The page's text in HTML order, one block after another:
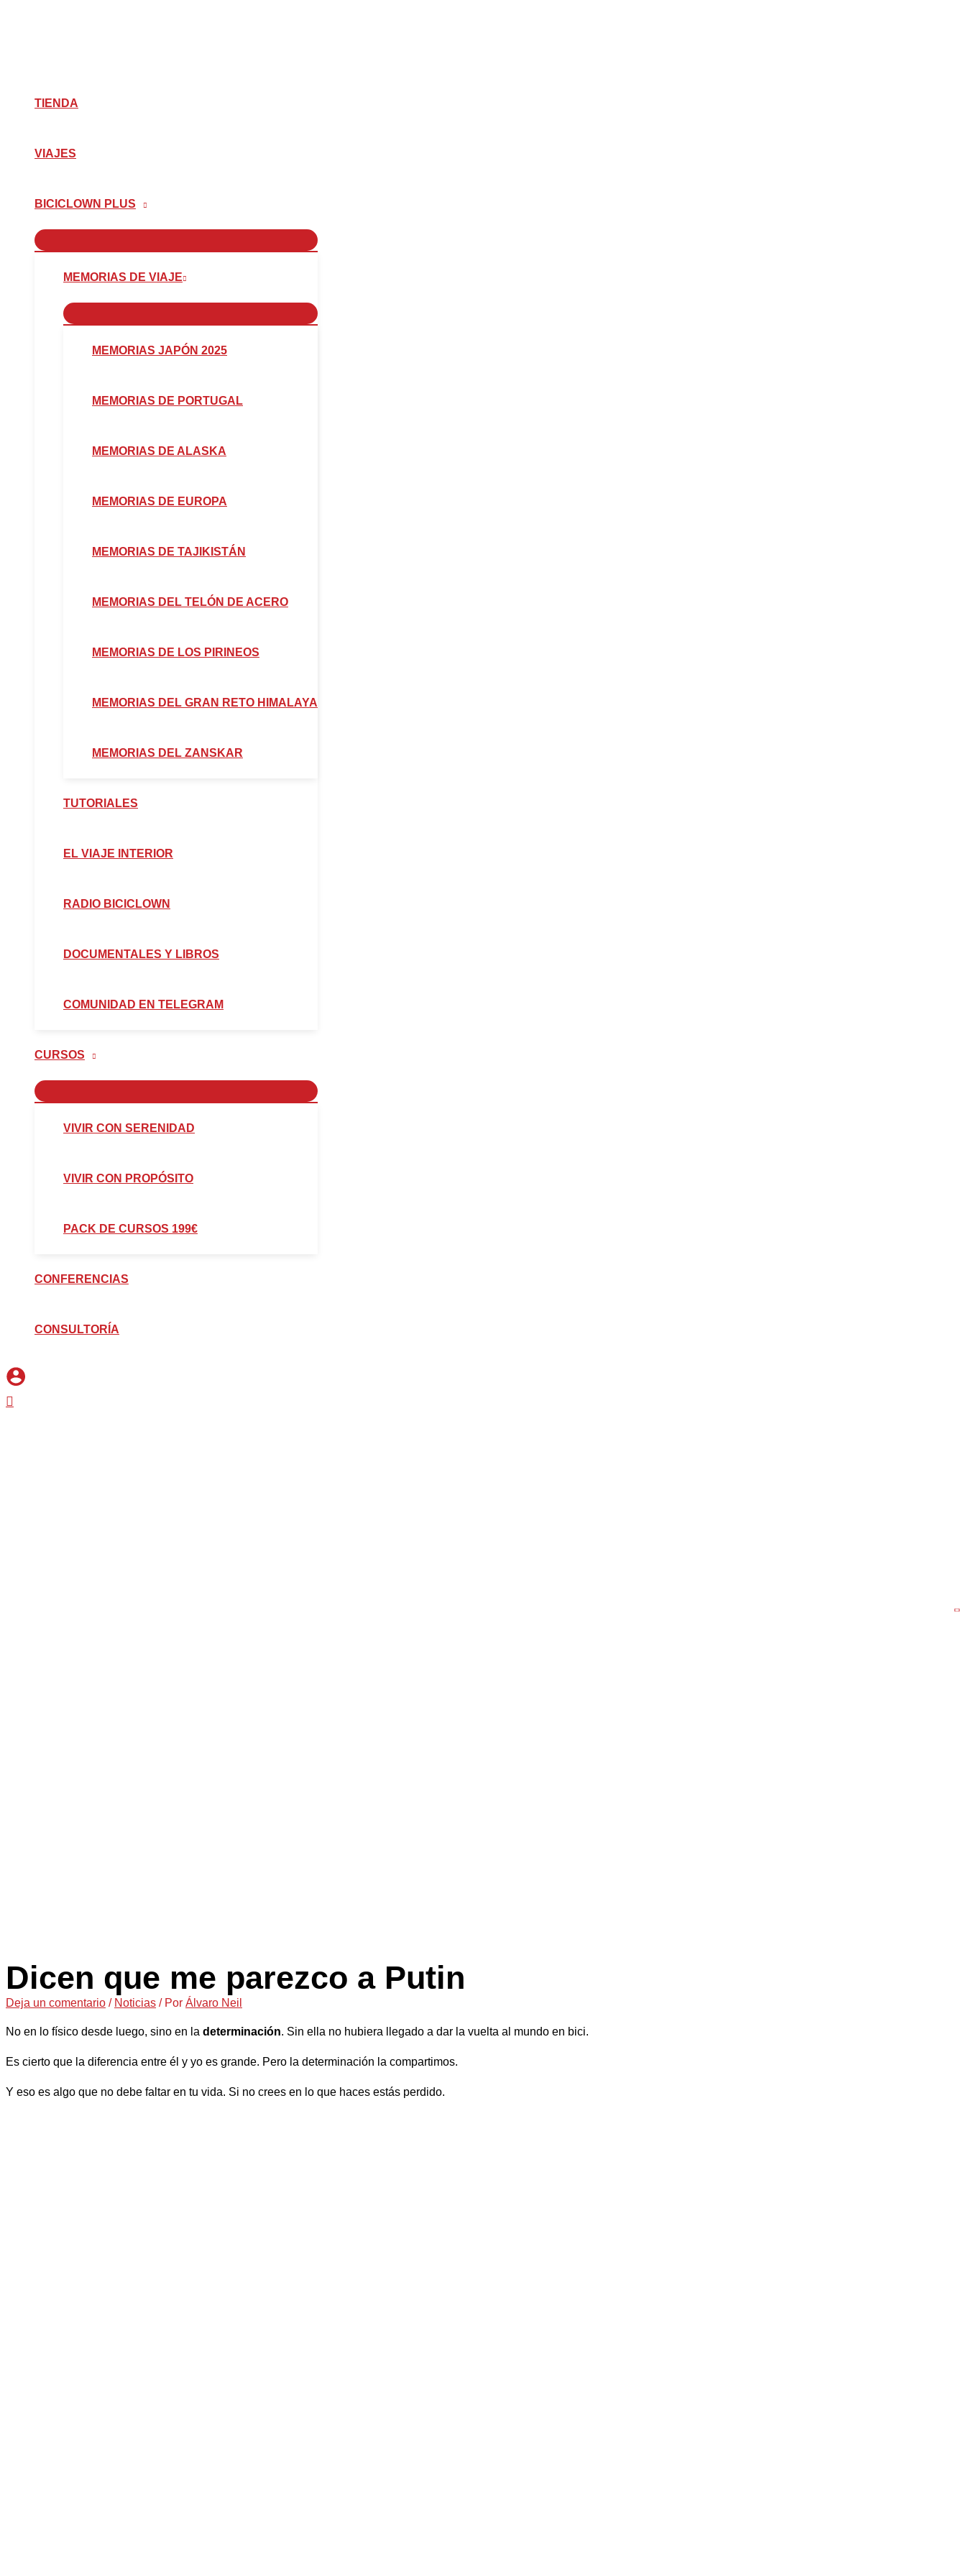
TIENDA
VIAJES
BICICLOWN PLUS
MEMORIAS DE VIAJE
MEMORIAS JAPÓN 2025
MEMORIAS DE PORTUGAL
MEMORIAS DE ALASKA
MEMORIAS DE EUROPA
MEMORIAS DE TAJIKISTÁN
MEMORIAS DEL TELÓN DE ACERO
MEMORIAS DE LOS PIRINEOS
MEMORIAS DEL GRAN RETO HIMALAYA
MEMORIAS DEL ZANSKAR
TUTORIALES
EL VIAJE INTERIOR
RADIO BICICLOWN
DOCUMENTALES Y LIBROS
COMUNIDAD EN TELEGRAM
CURSOS
VIVIR CON SERENIDAD
VIVIR CON PROPÓSITO
PACK DE CURSOS 199€
CONFERENCIAS
CONSULTORÍA
Buscar
Dicen que me parezco a Putin
Deja un comentario / Noticias / Por Álvaro Neil
No en lo físico desde luego, sino en la determinación. Sin ella no hubiera llegado a dar la vuelta al mundo en bici.
Es cierto que la diferencia entre él y yo es grande. Pero la determinación la compartimos.
Y eso es algo que no debe faltar en tu vida. Si no crees en lo que haces estás perdido.